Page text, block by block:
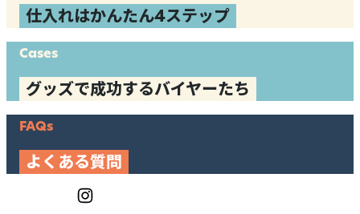
仕入れはかんたん4ステップ
Cases
グッズで成功するバイヤーたち
FAQs
よくある質問